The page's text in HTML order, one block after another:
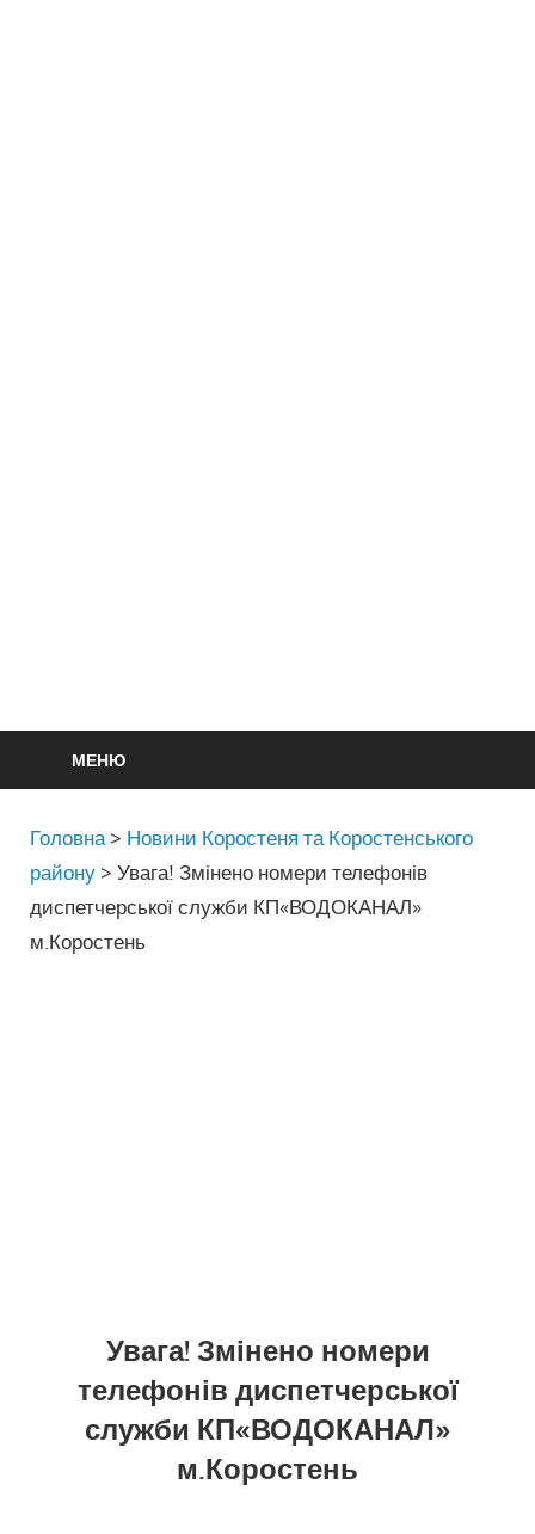
МЕНЮ
Головна > Новини Коростеня та Коростенського
району >Увага! Змінено номери телефонів
диспетчерської служби КП«ВОДОКАНАЛ»
м.Коростень
Увага! Змінено номери
телефонів диспетчерської
служби КП«ВОДОКАНАЛ»
м.Коростень